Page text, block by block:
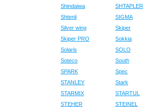
Shindaiwa
SHTAPLER
Shtenli
SIGMA
Silver wing
Skiper
Skiper PRO
Sokkia
Solaris
SOLO
Soteco
South
SPARK
Spec
STANLEY
Stark
STARMIX
STARTUL
STEHER
STEINEL